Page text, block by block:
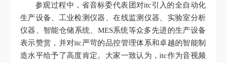
参观过程中，省音标委代表团对itc引入的全自动化
生产设备、工业检测仪器、在线监测仪器、实验室分析
仪器、智能仓储系统、MES系统等众多先进的生产设备
表示赞赏，并对itc严苛的品控管理体系和卓越的智能制
造水平给予了高度肯定。大家一致认为，itc作为音视频